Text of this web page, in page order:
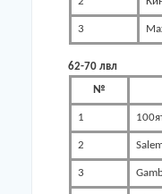
3
62-70 лвл
№
1
2
3